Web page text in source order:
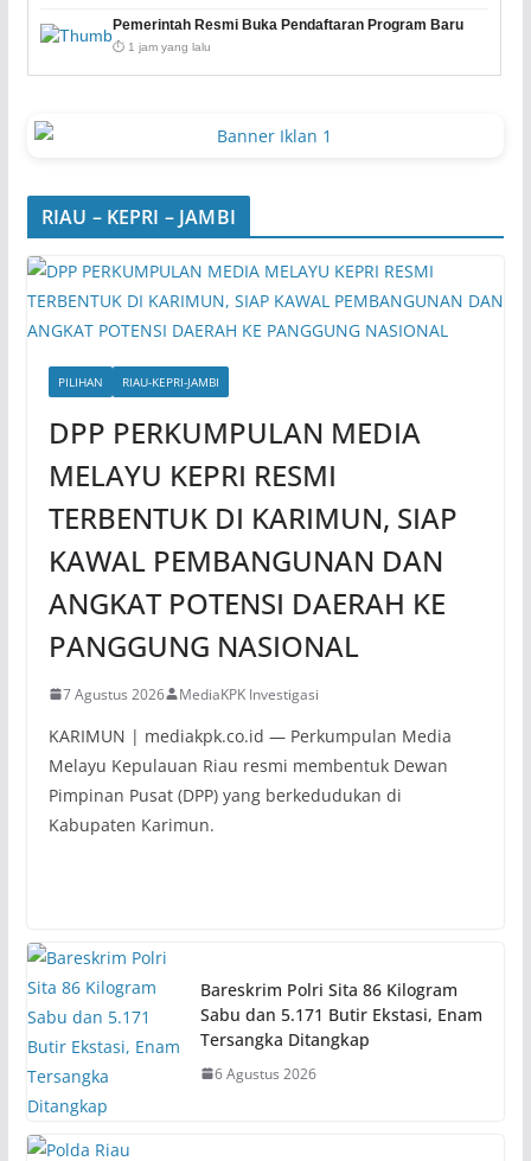
Pemerintah Resmi Buka Pendaftaran Program Baru
⏱️ 1 jam yang lalu
RIAU – KEPRI – JAMBI
PILIHAN RIAU-KEPRI-JAMBI
DPP PERKUMPULAN MEDIA
MELAYU KEPRI RESMI
TERBENTUK DI KARIMUN, SIAP
KAWAL PEMBANGUNAN DAN
ANGKAT POTENSI DAERAH KE
PANGGUNG NASIONAL
7 Agustus 2026 MediaKPK Investigasi
KARIMUN | mediakpk.co.id — Perkumpulan Media
Melayu Kepulauan Riau resmi membentuk Dewan
Pimpinan Pusat (DPP) yang berkedudukan di
Kabupaten Karimun.
Bareskrim Polri Sita 86 Kilogram
Sabu dan 5.171 Butir Ekstasi, Enam
Tersangka Ditangkap
6 Agustus 2026